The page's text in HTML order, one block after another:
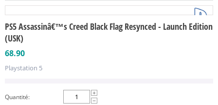
PS5 Assassinâ€™s Creed Black Flag Resynced - Launch Edition
(USK)
68.90
Playstation 5
Quantité:
+
−